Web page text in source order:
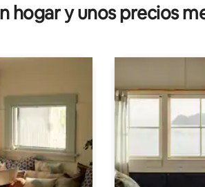
hogar y unos precios